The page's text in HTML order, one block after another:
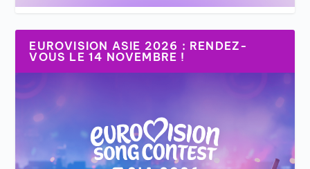
EUROVISION ASIE 2026 : RENDEZ-
VOUS LE 14 NOVEMBRE !